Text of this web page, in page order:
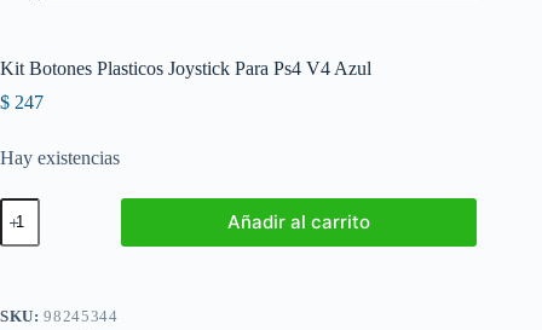
Kit Botones Plasticos Joystick Para Ps4 V4 Azul
$ 247
Hay existencias
Kit
Botones
Plasticos
Ps4
Añadir al carrito
SKU:98245344